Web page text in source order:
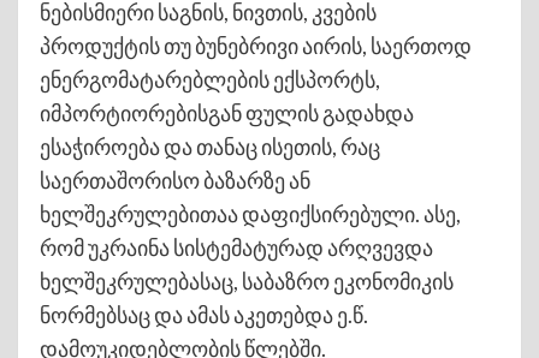
ნებისმიერი საგნის, ნივთის, კვების
პროდუქტის თუ ბუნებრივი აირის, საერთოდ
ენერგომატარებლების ექსპორტს,
იმპორტიორებისგან ფულის გადახდა
ესაჭიროება და თანაც ისეთის, რაც
საერთაშორისო ბაზარზე ან
ხელშეკრულებითაა დაფიქსირებული. ასე,
რომ უკრაინა სისტემატურად არღვევდა
ხელშეკრულებასაც, საბაზრო ეკონომიკის
ნორმებსაც და ამას აკეთებდა ე.წ.
დამოუკიდებლობის წლებში.